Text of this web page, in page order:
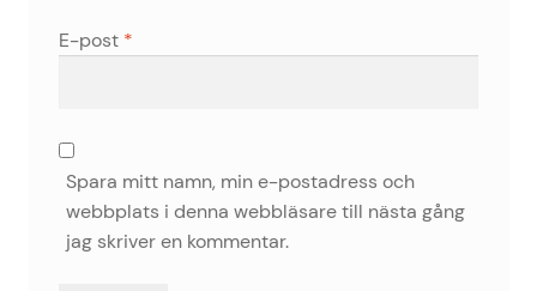
E-post *
Spara mitt namn, min e-postadress och
webbplats i denna webbläsare till nästa gång
jag skriver en kommentar.